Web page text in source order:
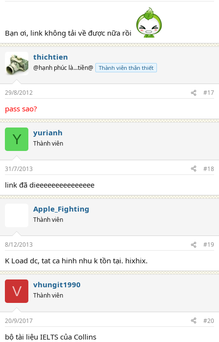
Bạn ơi, link không tải về được nữa rồi
thichtien
@hạnh phúc là...tiền@ Thành viên thân thiết
29/8/2012 #17
pass sao?
Y yurianh
Thành viên
31/7/2013 #18
link đã dieeeeeeeeeeeeeee
Apple_Fighting
Thành viên
8/12/2013 #19
K Load dc, tat ca hinh nhu k tồn tại. hixhix.
V vhungit1990
Thành viên
20/9/2017 #20
bộ tài liệu IELTS của Collins